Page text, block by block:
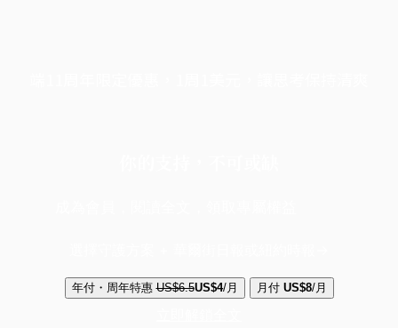
年付・周年特惠 US$6.5US$4/月 月付 US$8/月